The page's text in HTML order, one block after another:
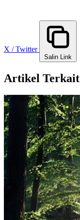
X / Twitter
Salin Link
Artikel Terkait